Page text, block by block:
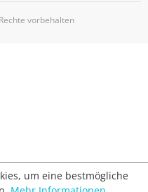
vorbehalten
um eine bestmögliche